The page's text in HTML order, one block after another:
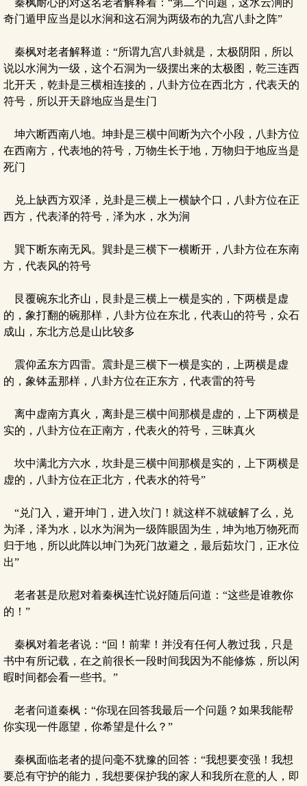
秦枫耐心的对这名老者解释着：“第二个问题，这水云涧的
奇门遁甲应当是以水涧和这石洞为两级布的九宫八卦之阵”
秦枫对老者解释道：“所谓九宫八卦就是，太极阴阳，所以
说以水涧为一级，这个石洞为一级摆出来的太极图，乾三连西
北开天，乾卦是三横相连接的，八卦方位在西北方，代表天的
符号，所以开天辟地应当是生门
坤六断西南八地。坤卦是三横中间断为六个小段，八卦方位
在西南方，代表地的符号，万物生长于地，万物归于地应当是
死门
兑上缺西方双泽，兑卦是三横上一横缺个口，八卦方位在正
西方，代表泽的符号，泽为水，水为涧
巽下断东南无风。巽卦是三横下一横断开，八卦方位在东南
方，代表风的符号
艮覆碗东北齐山，艮卦是三横上一横是实的，下两横是虚
的，象打翻的碗那样，八卦方位在东北，代表山的符号，众石
成山，东北方总是山比较多
震仰孟东方四雷。震卦是三横下一横是实的，上两横是虚
的，象钵盂那样，八卦方位在正东方，代表雷的符号
离中虚南方真火，离卦是三横中间那横是虚的，上下两横是
实的，八卦方位在正南方，代表火的符号，三昧真火
坎中满北方六水，坎卦是三横中间那横是实的，上下两横是
虚的，八卦方位在正北方，代表水的符号”
“兑门入，避开坤门，进入坎门！就这样不就破解了么，兑
为泽，泽为水，以水为涧为一级阵眼固为生，坤为地万物死而
归于地，所以此阵以坤门为死门故避之，最后茹坎门，正水位
出”
老者甚是欣慰对着秦枫连忙说好随后问道：“这些是谁教你
的！”
秦枫对着老者说：“回！前辈！并没有任何人教过我，只是
书中有所记载，在之前很长一段时间我因为不能修炼，所以闲
暇时间都会看一些书。”
老者问道秦枫：“你现在回答我最后一个问题？如果我能帮
你实现一件愿望，你希望是什么？”
秦枫面临老者的提问毫不犹豫的回答：“我想要变强！我想
要总有守护的能力，我想要保护我的家人和我所在意的人，即